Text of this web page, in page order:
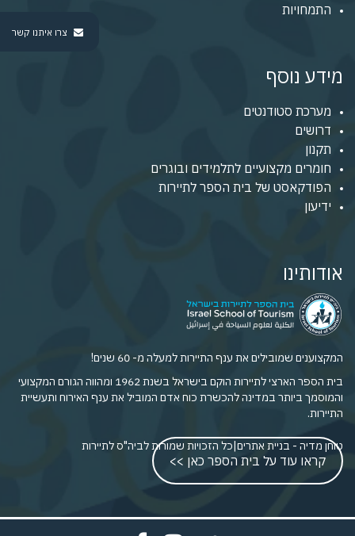
צרו איתנו קשר
התמחויות
מידע נוסף
מערכת סטודנטים
דרושים
תקנון
חומרים מקצועיים לתלמידים ובוגרים
הפודקאסט של בית הספר לתיירות
ידיעון
אודותינו
המקצוענים שמובילים את ענף התיירות למעלה מ- 60 שנים!
בית הספר הארצי לתיירות הוקם בישראל בשנת 1962 ומהווה הגורם המקצועי
והמוסמך ביותר במדינה להכשרת כוח אדם המוביל את ענף האירוח ותעשיית
התיירות.
קראו עוד על בית הספר כאן >>
כל הזכויות שמורות לביה"ס לתיירות|טוחן מדיה - בניית אתרים